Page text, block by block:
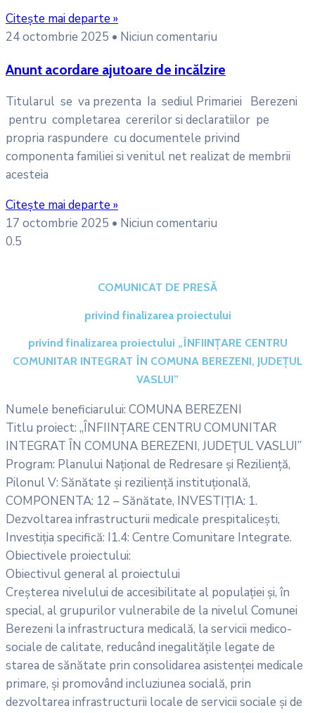
Citește mai departe »
24 octombrie 2025
Niciun comentariu
Anunt acordare ajutoare de incălzire
Titularul se va prezenta Ia sediul Primariei Berezeni
pentru completarea cererilor si declaratiilor pe
propria raspundere cu documentele privind
componenta familiei si venitul net realizat de membrii
acesteia
Citește mai departe »
17 octombrie 2025
Niciun comentariu
COMUNICAT DE PRESĂ
privind finalizarea proiectului
privind finalizarea proiectului „ÎNFIINȚARE CENTRU
COMUNITAR INTEGRAT ÎN COMUNA BEREZENI, JUDEȚUL
VASLUI”
Numele beneficiarului: COMUNA BEREZENI
Titlu proiect: „ÎNFIINȚARE CENTRU COMUNITAR
INTEGRAT ÎN COMUNA BEREZENI, JUDEȚUL VASLUI”
Program: Planului Național de Redresare și Reziliență,
Pilonul V: Sănătate și reziliență instituțională,
COMPONENTA: 12 – Sănătate, INVESTIȚIA: 1.
Dezvoltarea infrastructurii medicale prespitalicești,
Investiția specifică: I1.4: Centre Comunitare Integrate.
Obiectivele proiectului:
Obiectivul general al proiectului
Creșterea nivelului de accesibilitate al populației și, în
special, al grupurilor vulnerabile de la nivelul Comunei
Berezeni la infrastructura medicală, la servicii medico-
sociale de calitate, reducând inegalitățile legate de
starea de sănătate prin consolidarea asistenței medicale
primare, și promovând incluziunea socială, prin
dezvoltarea infrastructurii locale de servicii sociale și de